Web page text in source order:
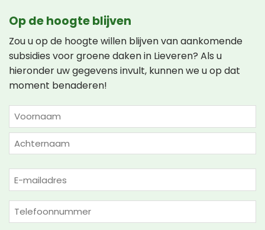
Op de hoogte blijven
Zou u op de hoogte willen blijven van aankomende
subsidies voor groene daken in Lieveren? Als u
hieronder uw gegevens invult, kunnen we u op dat
moment benaderen!
NAAM
(VEREIST)
Voornaam
E-
mailadres
(Vereist)
Telefoon
(Vereist)